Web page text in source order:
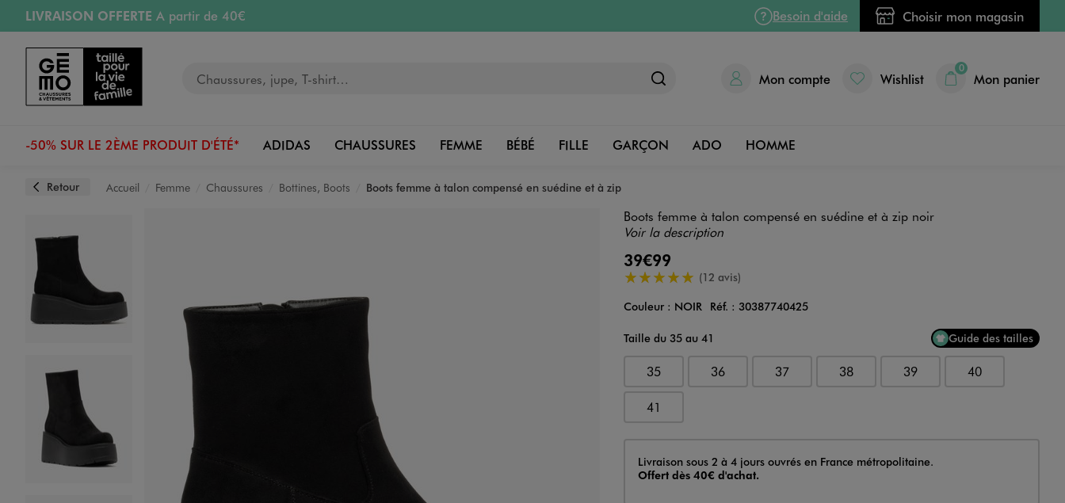
Aller au contenu principal
Aller à la navigation
LIVRAISON OFFERTE A partir de 40€
RETRAIT ET LIVRAISON OFFERTE
RÉSERVATION GRATUITE
4h en magasin
Retours OFFERTSpendant 30 jours
Besoin d'aide Choisir mon magasin
Mon compte Wishlist
0
Mon panier
-50% SUR LE 2ÈME PRODUIT D'ÉTÉ* ADIDAS CHAUSSURES FEMME BÉBÉ FILLE GARÇON ADO HOMME
Retour Accueil Femme Chaussures Bottines, Boots Boots femme à talon compensé en suédine et à zip
Boots femme à talon compensé en suédine et à zip noir
Voir la description
39€99
5/5 de moyenne(12 avis)
Couleur
Couleur : NOIR Réf. : 30387740425
Taille du 35 au 41
Guide des tailles
35 36 37 38 39 40
41
Livraison
Livraison sous 2 à 4 jours ouvrés en France métropolitaine.
Offert dès 40€ d'achat.